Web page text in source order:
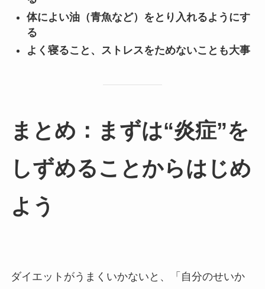
体によい油（青魚など）をとり入れるようにす
る
よく寝ること、ストレスをためないことも大事
まとめ：まずは“炎症”を
しずめることからはじめ
よう
ダイエットがうまくいかないと、「自分のせいか